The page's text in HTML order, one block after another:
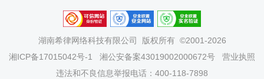
湖南希律网络科技有限公司
版权所有 ©2001-2026
湘ICP备17015042号-1
湘公安备案43019002000672号
营业执照
违法和不良信息举报电话：400-118-7898